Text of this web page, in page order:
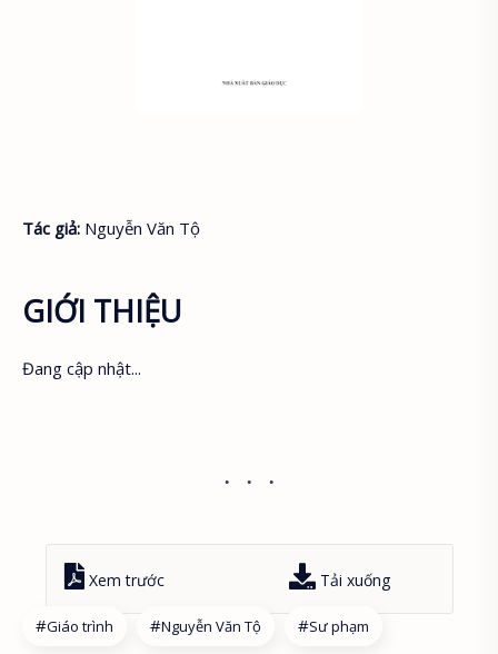
Tác giả: Nguyễn Văn Tộ
GIỚI THIỆU
Đang cập nhật...
Xem trước Tải xuống
Giáo trình Nguyễn Văn Tộ Sư phạm